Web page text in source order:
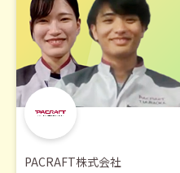
PACRAFT株式会社